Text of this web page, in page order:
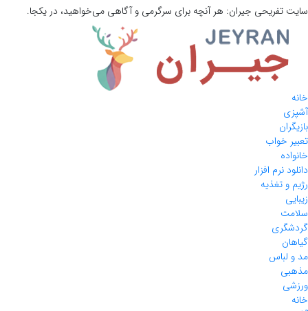
سایت تفریحی جیران: هر آنچه برای سرگرمی و آگاهی می‌خواهید، در یکجا.
خانه
آشپزی
بازیگران
تعبیر خواب
خانواده
دانلود نرم افزار
رژیم و تغذیه
زیبایی
سلامت
گردشگری
گیاهان
مد و لباس
مذهبی
ورزشی
خانه